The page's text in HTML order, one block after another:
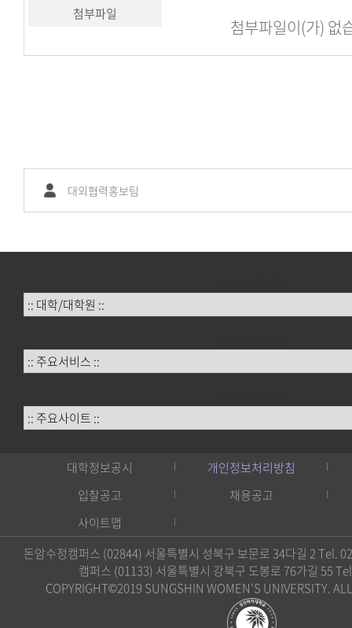
첨부파일
첨부파일이(가) 없
대외협력홍보팀
대학정보공시
개인정보처리방침
입찰공고
채용공고
사이트맵
돈암수정캠퍼스 (02844) 서울특별시 성북구 보문로 34다길 2 Tel.
캠퍼스 (01133) 서울특별시 강북구 도봉로 76가길 55
COPYRIGHT©2019 SUNGSHIN WOMEN'S UNIVERSITY.